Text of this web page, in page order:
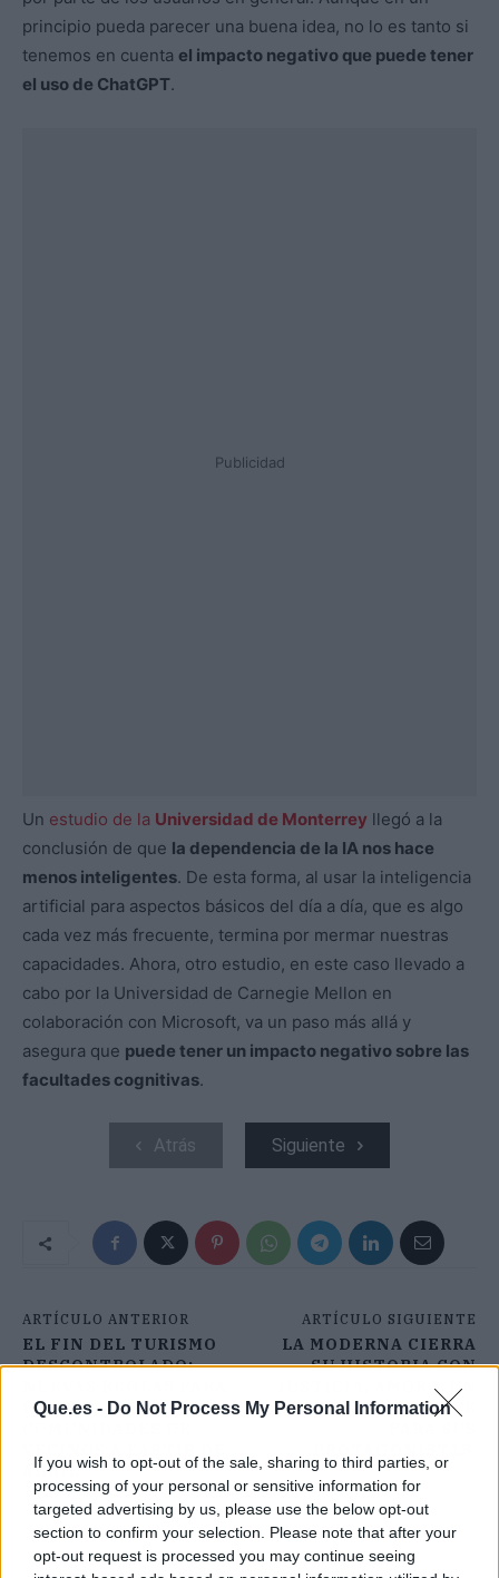
Que.es - Do Not Process My Personal Information
If you wish to opt-out of the sale, sharing to third parties, or
processing of your personal or sensitive information for
targeted advertising by us, please use the below opt-out
section to confirm your selection. Please note that after your
opt-out request is processed you may continue seeing
principio pueda parecer una buena idea, no lo es tanto si
tenemos en cuenta el impacto negativo que puede tener
el uso de ChatGPT.
Publicidad
Un estudio de la Universidad de Monterrey llegó a la
conclusión de que la dependencia de la IA nos hace
menos inteligentes. De esta forma, al usar la inteligencia
artificial para aspectos básicos del día a día, que es algo
cada vez más frecuente, termina por mermar nuestras
capacidades. Ahora, otro estudio, en este caso llevado a
cabo por la Universidad de Carnegie Mellon en
colaboración con Microsoft, va un paso más allá y
asegura que puede tener un impacto negativo sobre las
facultades cognitivas.
Atrás Siguiente
ARTÍCULO ANTERIOR
EL FIN DEL TURISMO
DESCONTROLADO:
PISOS TURÍSTICOS EN
ABRIL
ARTÍCULO SIGUIENTE
LA MODERNA CIERRA
SU HISTORIA CON
JUSTICIA, AMOR Y UN
DESTINO AGRIDULCE